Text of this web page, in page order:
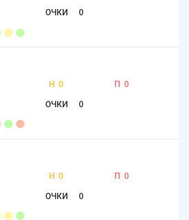
ОЧКИ 0
Н 0 П 0
ОЧКИ 0
Н 0 П 0
ОЧКИ 0